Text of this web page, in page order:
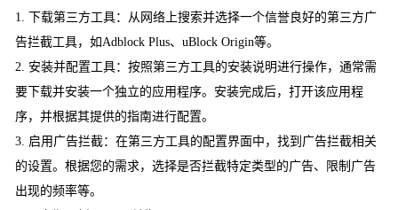
1. 下载第三方工具：从网络上搜索并选择一个信誉良好的第三方广
告拦截工具，如Adblock Plus、uBlock Origin等。
2. 安装并配置工具：按照第三方工具的安装说明进行操作，通常需
要下载并安装一个独立的应用程序。安装完成后，打开该应用程
序，并根据其提供的指南进行配置。
3. 启用广告拦截：在第三方工具的配置界面中，找到广告拦截相关
的设置。根据您的需求，选择是否拦截特定类型的广告、限制广告
出现的频率等。